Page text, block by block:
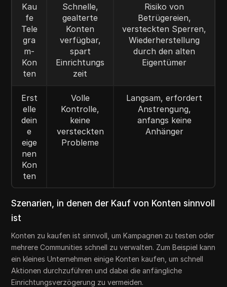
Kau
fe
Tele
gra
m-
Kon
ten
Schnelle,
gealterte
Konten
verfügbar,
spart
Einrichtungs
zeit
Risiko von
Betrügereien,
versteckten Sperren,
Wiederherstellung
durch den alten
Eigentümer
Erst
elle
dein
e
eige
nen
Kon
ten
Volle
Kontrolle,
keine
versteckten
Probleme
Langsam, erfordert
Anstrengung,
anfangs keine
Anhänger
Szenarien, in denen der Kauf von Konten sinnvoll
ist
Konten zu kaufen ist sinnvoll, um Kampagnen zu testen oder
mehrere Communities schnell zu verwalten. Zum Beispiel kann
ein kleines Unternehmen einige Konten kaufen, um schnell
Aktionen durchzuführen und dabei die anfängliche
Einrichtungsverzögerung zu vermeiden.